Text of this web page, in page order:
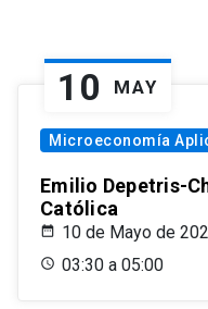
10 MAY
Microeconomía
Emilio Depetris-
Católica
10 de Mayo de
03:30 a 05:00